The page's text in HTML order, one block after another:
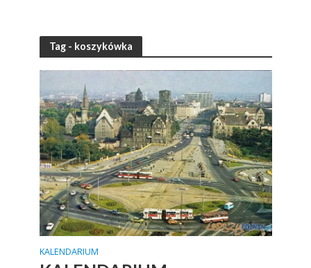
Tag - koszykówka
KALENDARIUM